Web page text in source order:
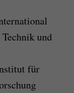
und
für